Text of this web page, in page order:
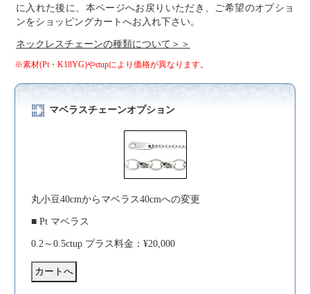
に入れた後に、本ページへお戻りいただき、ご希望のオプショ
ンをショッピングカートへお入れ下さい。
ネックレスチェーンの種類について＞＞
※素材(Pt・K18YG)やctupにより価格が異なります。
マベラスチェーンオプション
丸小豆40cmからマベラス40cmへの変更
■ Pt マベラス
0.2～0.5ctup プラス料金：¥20,000